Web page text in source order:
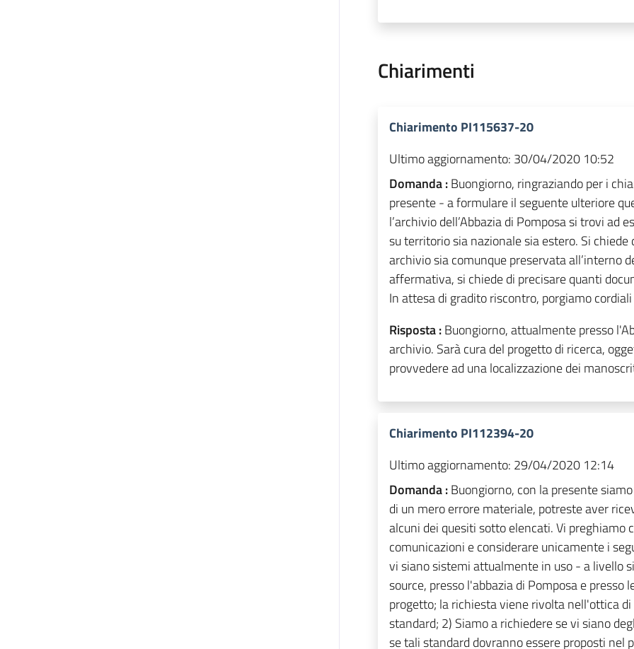
Chiarimenti
Chiarimento PI115637-20
Ultimo aggiornamento: 30/04/2020 10:52
Domanda :Buongiorno, ringraziando per i
presente - a formulare il seguente ulteriore
l’archivio dell’Abbazia di Pomposa si trovi ad
su territorio sia nazionale sia estero. Si
archivio sia comunque preservata all’interno
affermativa, si chiede di precisare quanti
In attesa di gradito riscontro, porgiamo
Risposta :Buongiorno, attualmente presso
archivio. Sarà cura del progetto di ricerca,
provvedere ad una localizzazione dei
Chiarimento PI112394-20
Ultimo aggiornamento: 29/04/2020 12:14
Domanda :Buongiorno, con la presente
di un mero errore materiale, potreste aver
alcuni dei quesiti sotto elencati. Vi preghiamo
comunicazioni e considerare unicamente i
vi siano sistemi attualmente in uso - a livello
source, presso l'abbazia di Pomposa e
progetto; la richiesta viene rivolta nell'ottica
standard; 2) Siamo a richiedere se vi siano
se tali standard dovranno essere proposti nel